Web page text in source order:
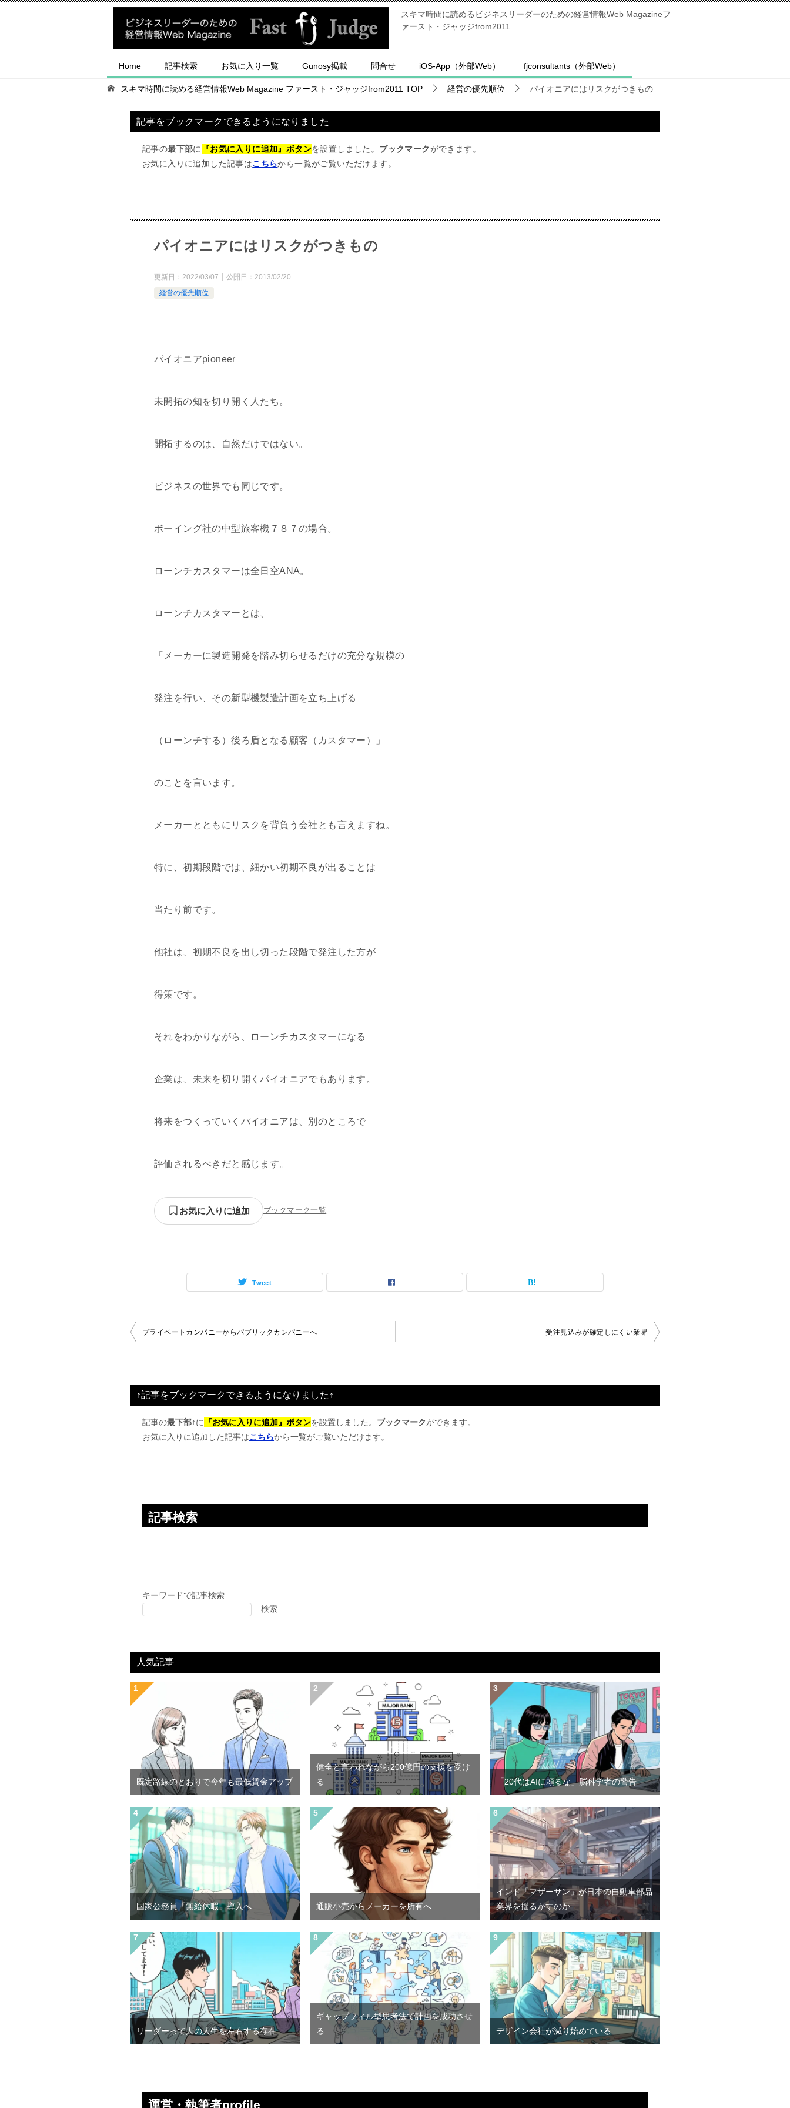
スキマ時間に読めるビジネスリーダーのための経営情報Web Magazineフ
ァースト・ジャッジfrom2011
Home 記事検索 お気に入り一覧 Gunosy掲載 問合せ iOS-App（外部Web） fjconsultants（外部Web）
スキマ時間に読める経営情報Web Magazine ファースト・ジャッジfrom2011 TOP 経営の優先順位 パイオニアにはリスクがつきもの
記事をブックマークできるようになりました
記事の最下部に 『お気に入りに追加』ボタンを設置しました。 ブックマーク ができます。
お気に入りに追加した記事はこちらから一覧がご覧いただけます。
パイオニアにはリスクがつきもの
更新日： 2022/03/07 公開日： 2013/02/20
経営の優先順位
パイオニアpioneer
未開拓の知を切り開く人たち。
開拓するのは、自然だけではない。
ビジネスの世界でも同じです。
ボーイング社の中型旅客機７８７の場合。
ローンチカスタマーは全日空ANA。
ローンチカスタマーとは、
「メーカーに製造開発を踏み切らせるだけの充分な規模の
発注を行い、その新型機製造計画を立ち上げる
（ローンチする）後ろ盾となる顧客（カスタマー）」
のことを言います。
メーカーとともにリスクを背負う会社とも言えますね。
特に、初期段階では、細かい初期不良が出ることは
当たり前です。
他社は、初期不良を出し切った段階で発注した方が
得策です。
それをわかりながら、ローンチカスタマーになる
企業は、未来を切り開くパイオニアでもあります。
将来をつくっていくパイオニアは、別のところで
評価されるべきだと感じます。
お気に入りに追加 ブックマーク一覧
Tweet
投
ビ
ゲ
ー
シ
プライベートカンパニーからパブリックカンパニーへ 受注見込みが確定しにくい業界
↑記事をブックマークできるようになりました↑
記事の最下部↑に 『お気に入りに追加』ボタンを設置しました。 ブックマークができます。
お気に入りに追加した記事はこちらから一覧がご覧いただけます。
記事検索
キーワードで記事検索
検索
人気記事
既定路線のとおりで今年も最低賃金アップ
健全と言われながら200億円の支援を受け
る
「20代はAIに頼るな」脳科学者の警告
国家公務員「無給休暇」導入へ 通販小売からメーカーを所有へ
インド「マザーサン」が日本の自動車部品
業界を揺るがすのか
リーダーって人の人生を左右する存在
ギャップフィル型思考法で計画を成功させ
る
デザイン会社が減り始めている
運営・執筆者profile